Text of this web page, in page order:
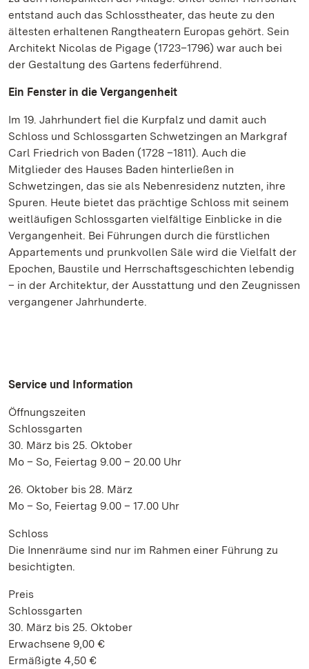
entstand auch das Schlosstheater, das heute zu den
ältesten erhaltenen Rangtheatern Europas gehört. Sein
Architekt Nicolas de Pigage (1723–1796) war auch bei
der Gestaltung des Gartens federführend.
Ein Fenster in die Vergangenheit
Im 19. Jahrhundert fiel die Kurpfalz und damit auch
Schloss und Schlossgarten Schwetzingen an Markgraf
Carl Friedrich von Baden (1728 –1811). Auch die
Mitglieder des Hauses Baden hinterließen in
Schwetzingen, das sie als Nebenresidenz nutzten, ihre
Spuren. Heute bietet das prächtige Schloss mit seinem
weitläufigen Schlossgarten vielfältige Einblicke in die
Vergangenheit. Bei Führungen durch die fürstlichen
Appartements und prunkvollen Säle wird die Vielfalt der
Epochen, Baustile und Herrschaftsgeschichten lebendig
– in der Architektur, der Ausstattung und den Zeugnissen
vergangener Jahrhunderte.
Service und Information
Öffnungszeiten
Schlossgarten
30. März bis 25. Oktober
Mo – So, Feiertag 9.00 – 20.00 Uhr
26. Oktober bis 28. März
Mo – So, Feiertag 9.00 – 17.00 Uhr
Schloss
Die Innenräume sind nur im Rahmen einer Führung zu
besichtigten.
Preis
Schlossgarten
30. März bis 25. Oktober
Erwachsene 9,00 €
Ermäßigte 4,50 €